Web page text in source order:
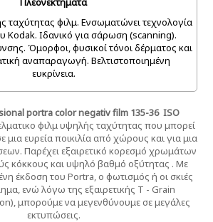
ταχύτητας φιλμ. Ενσωματώνει τεχνολογία
Kodak. Ιδανικό για σάρωση (scanning).
Όμορφοι, φυσικοί τόνοι δέρματος και
αναπαραγωγή. Βελτιστοποιημένη
ευκρίνεια.
portra color negativ film 135-36 ISO
φιλμ υψηλής ταχύτητας που μπορεί
μια ευρεία ποικιλία από χώρους και για μια
Παρέχει εξαιρετικό κορεσμό χρωμάτων
κόκκους και υψηλό βαθμό οξύτητας . Με
έκδοση του Portra, ο φωτισμός ή οι σκιές
ενώ λόγω της εξαιρετικής T - Grain
μπορούμε να μεγενθύνουμε σε μεγάλες
εκτυπώσεις.